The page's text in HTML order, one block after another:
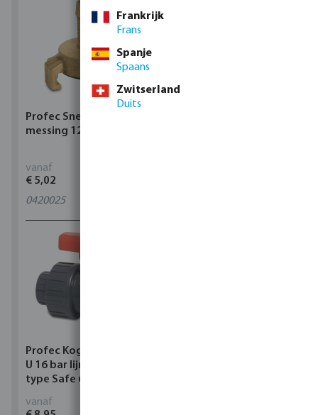
Profec Snelkoppeling
messing 12 bar slangtule
vanaf
€ 5,02
0420025
Profec Kogelkraan PVC-
U 16 bar lijmmof grijs
type Safe 600
vanaf
Frankrijk
Frans
Spanje
Spaans
Zwitserland
Duits